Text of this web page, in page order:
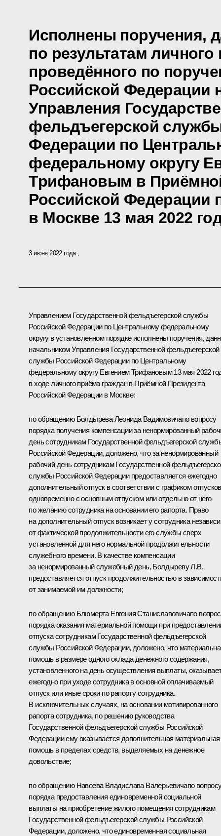
Исполнены поручения,
по результатам
проведённого по
Российской Федерации
Управления
фельдъегерской
Федерации по
федеральному округу
Трифановым в
Российской Федерации
в Москве 13 мая 2022
3 июня 2022 года
Управлением Государственной фельдъегерской службы
Российской Федерации по Центральному федеральному
округу в установленном порядке исполнены поручения,
начальником Управления Государственной фельдъегерской
службы Российской Федерации по Центральному
федеральному округу Евгением Трифановым 13 мая 2022
в ходе личного приёма граждан в Приёмной Президента
Российской Федерации в Москве:
по обращению Болдырева Леонида Вадимовичапо вопросу
порядка получения компенсации за ненормированный
день сотрудникам Государственной фельдъегерской
Российской Федерации, доложено, что за ненормированный
рабочий день сотрудникам Государственной
службы Российской Федерации предоставляется ежегодно
дополнительный отпуск в соответствии с графиком
одновременно с основным отпуском или отдельно от него
по желанию сотрудника на основании его рапорта. Право
на дополнительный отпуск возникает у сотрудника
от фактической продолжительности его службы сверх
установленной для него нормальной продолжительности
служебного времени. В качестве компенсации
за ненормированный служебный день, Болдыреву Л.В.
предоставляется отпуск продолжительностью в
от занимаемой им должности;
по обращению Блюмерта Евгения Станиславовичапо
порядка оказания материальной помощи при
отпуска сотрудникам Государственной фельдъегерской
службы Российской Федерации, доложено, что
помощь в размере одного оклада денежного содержания,
установленного на день осуществления выплаты,
ежегодно при уходе сотрудника в основной оплачиваемый
отпуск или иные сроки по рапорту сотрудника.
В исключительных случаях, на основании мотивированного
рапорта сотрудника, по решению руководства
Государственной фельдъегерской службы Российской
Федерации ему оказывается дополнительная материальная
помощь в пределах средств, выделяемых на денежное
довольствие;
по обращению Навоева Владислава Валерьевичапо
порядка предоставления единовременной социальной
выплаты на приобретение жилого помещения сотрудникам
Государственной фельдъегерской службы Российской
Федерации, доложено, что единовременная социальная